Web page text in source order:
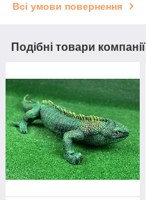
Всі умови повернення
Подібні товари компанії